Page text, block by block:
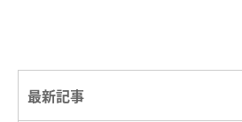
最新記事